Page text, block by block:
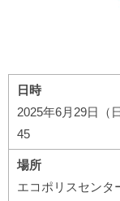
日時
2025年6月29日
45
場所
エコポリスセン